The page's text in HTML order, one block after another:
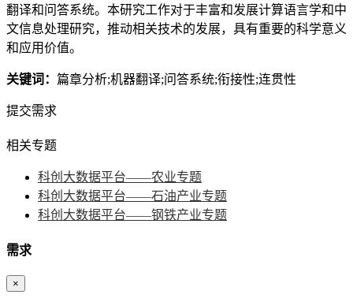
翻译和问答系统。本研究工作对于丰富和发展计算语言学和中
文信息处理研究，推动相关技术的发展，具有重要的科学意义
和应用价值。
关键词： 篇章分析;机器翻译;问答系统;衔接性;连贯性
提交需求
相关专题
科创大数据平台——农业专题
科创大数据平台——石油产业专题
科创大数据平台——钢铁产业专题
需求
×